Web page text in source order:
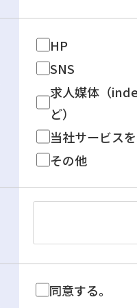
HP
SNS
求人媒体（
ど）
当社サービス
その他
同意する。